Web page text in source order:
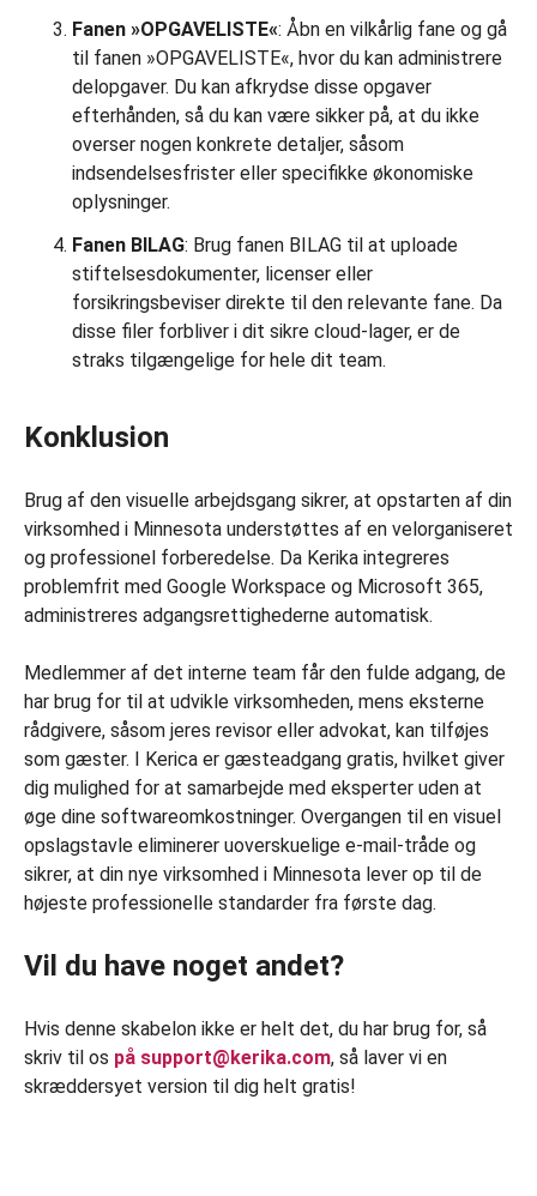
Fanen »OPGAVELISTE«: Åbn en vilkårlig fane og gå
til fanen »OPGAVELISTE«, hvor du kan administrere
delopgaver. Du kan afkrydse disse opgaver
efterhånden, så du kan være sikker på, at du ikke
overser nogen konkrete detaljer, såsom
indsendelsesfrister eller specifikke økonomiske
oplysninger.
Fanen BILAG: Brug fanen BILAG til at uploade
stiftelsesdokumenter, licenser eller
forsikringsbeviser direkte til den relevante fane. Da
disse filer forbliver i dit sikre cloud-lager, er de
straks tilgængelige for hele dit team.
Konklusion
Brug af den visuelle arbejdsgang sikrer, at opstarten af din
virksomhed i Minnesota understøttes af en velorganiseret
og professionel forberedelse. Da Kerika integreres
problemfrit med Google Workspace og Microsoft 365,
administreres adgangsrettighederne automatisk.
Medlemmer af det interne team får den fulde adgang, de
har brug for til at udvikle virksomheden, mens eksterne
rådgivere, såsom jeres revisor eller advokat, kan tilføjes
som gæster. I Kerica er gæsteadgang gratis, hvilket giver
dig mulighed for at samarbejde med eksperter uden at
øge dine softwareomkostninger. Overgangen til en visuel
opslagstavle eliminerer uoverskuelige e-mail-tråde og
sikrer, at din nye virksomhed i Minnesota lever op til de
højeste professionelle standarder fra første dag.
Vil du have noget andet?
Hvis denne skabelon ikke er helt det, du har brug for, så
skriv til os på support@kerika.com, så laver vi en
skræddersyet version til dig helt gratis!